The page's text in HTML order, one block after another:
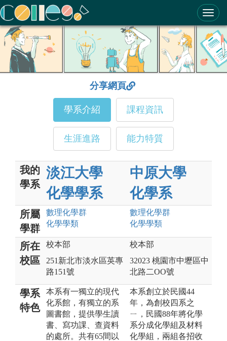
ColleGo! 大學選才與高中育才輔助系統
分享網頁
學系介紹 課程資訊
生涯進路 能力特質
我的
學系
淡江大學
化學學系
中原大學
化學系
所屬
學群
數理化學群
化學學類
數理化學群
化學學類
所在
校區
校本部
251新北市淡水區英專
路151號
校本部
32023 桃園市中壢區中
北路二OO號
學系
特色
本系有一獨立的現代
化系館，有獨立的系
圖書館，提供學生讀
書、寫功課、查資料
的處所。共有65間以
本系創立於民國44
年，為創校四系之
ㄧ，民國88年將化學
系分成化學組及材料
化學組，兩組各招收